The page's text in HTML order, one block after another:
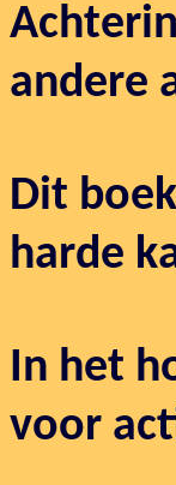
Achterin
andere
Dit
harde
In het
voor